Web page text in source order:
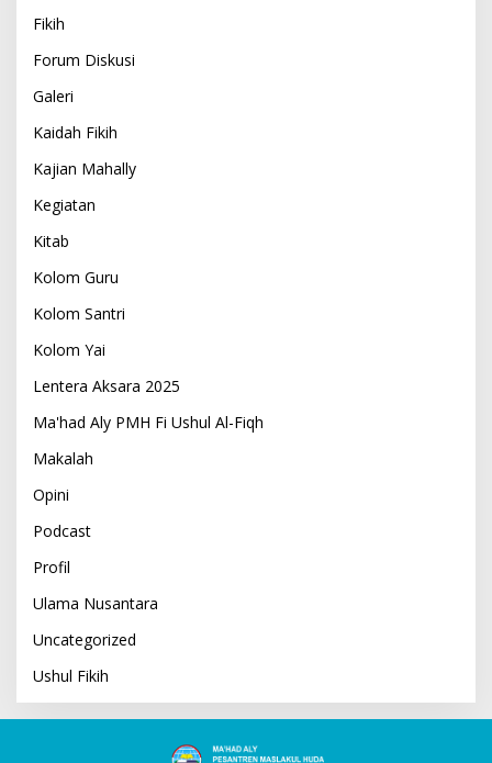
Fikih
Forum Diskusi
Galeri
Kaidah Fikih
Kajian Mahally
Kegiatan
Kitab
Kolom Guru
Kolom Santri
Kolom Yai
Lentera Aksara 2025
Ma'had Aly PMH Fi Ushul Al-Fiqh
Makalah
Opini
Podcast
Profil
Ulama Nusantara
Uncategorized
Ushul Fikih